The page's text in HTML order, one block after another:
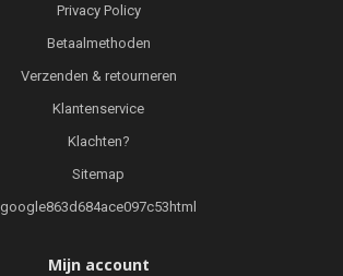
Privacy Policy
Betaalmethoden
Verzenden & retourneren
Klantenservice
Klachten?
Sitemap
google863d684ace097c53html
Mijn account